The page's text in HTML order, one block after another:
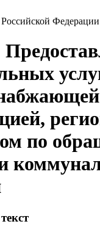
Федерации
по